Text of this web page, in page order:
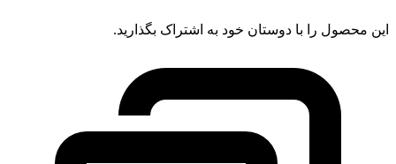
این محصول را با دوستان خود به اشتراک بگذارید.